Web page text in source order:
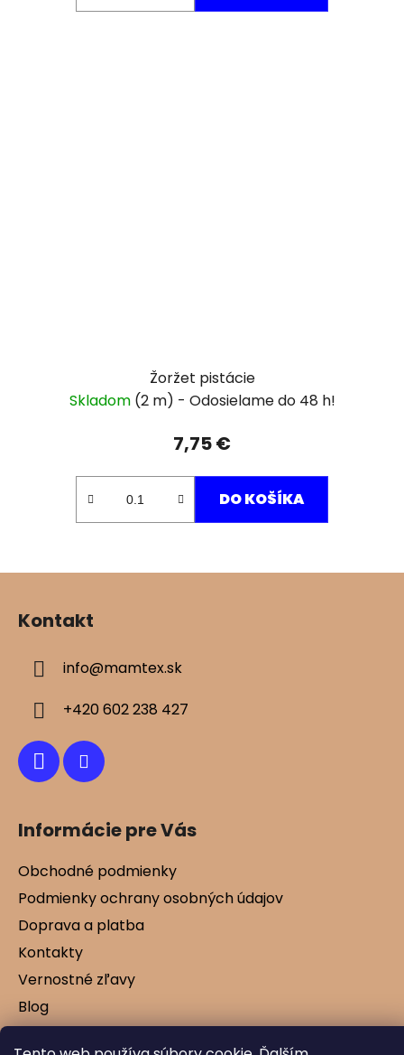
Žoržet pistácie
Skladom (2 m)
7,75 €
DO KOŠÍKA
Kontakt
info@mamtex.sk
+420 602 238 427
Informácie pre Vás
Obchodné podmienky
Podmienky ochrany osobných údajov
Doprava a platba
Kontakty
Vernostné zľavy
Blog